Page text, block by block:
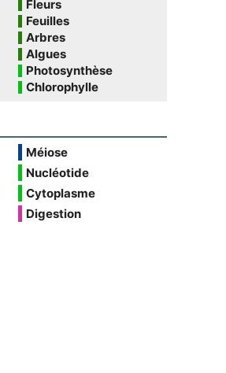
Fleurs
Feuilles
Arbres
Algues
Photosynthèse
Chlorophylle
Méiose
Nucléotide
Cytoplasme
Digestion